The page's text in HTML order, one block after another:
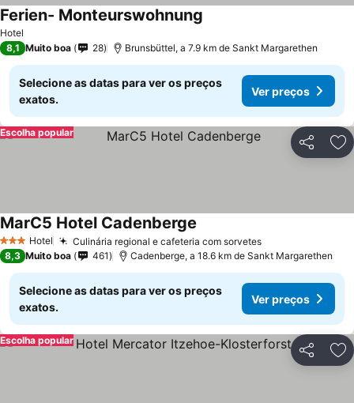
Hotel
Ferien- Monteurswohnung
8,1 Muito boa 28 Brunsbüttel, a 7.9 km de Sankt Margarethen
Selecione as datas para ver os preços
exatos.
Ver preços
Partilhar
Escolha popular
3 EstrelasHotel Culinária regional e cafeteria com sorvetes
MarC5 Hotel Cadenberge
8,3 Muito boa 461 Cadenberge, a 18.6 km de Sankt Margarethen
Selecione as datas para ver os preços
exatos.
Ver preços
Partilhar
Escolha popular